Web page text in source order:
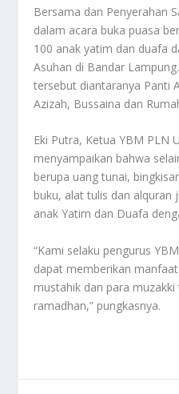
Bersama dan Penyerahan
dalam acara buka puasa
100 anak yatim dan duafa
Asuhan di Bandar
tersebut diantaranya Panti
Azizah, Bussaina dan
Eki Putra, Ketua YBM PLN
menyampaikan bahwa
berupa uang tunai,
buku, alat tulis dan alquran
anak Yatim dan Duafa
“Kami selaku pengurus
dapat memberikan
mustahik dan para
ramadhan,” pungkasnya.